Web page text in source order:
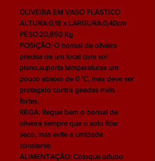
OLIVEIRA EM VASO PLÁSTICO
ALTURA:0,18 x LARGURA:0,40cm
PESO:20,850 Kg
POSIÇÃO: O bonsai de oliveira
precisa de um local com sol
pleno,suporta temperaturas um
pouco abaixo de 0 °C, mas deve ser
protegido contra geadas mais
fortes.
REGA: Regue bem o bonsai de
oliveira sempre que o solo ficar
seco, mas evite a umidade
constante.
ALIMENTAÇÃO: Coloque adubo